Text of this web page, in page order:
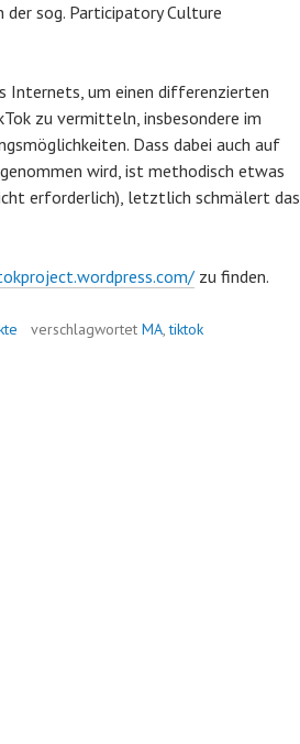
der sog. Participatory Culture
Internets, um einen differenzierten
zu vermitteln, insbesondere im
Dass dabei auch auf
wird, ist methodisch etwas
erforderlich), letztlich schmälert das
zu finden.
verschlagwortet MA,tiktok